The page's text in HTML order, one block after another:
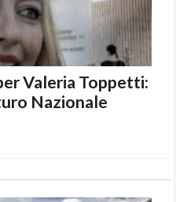
Valeria Toppetti:
Nazionale